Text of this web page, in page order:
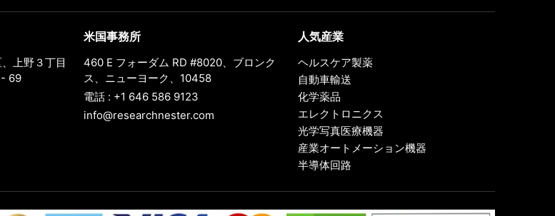
上野３丁目
- 69
米国事務所
460 E フォーダム RD #8020、ブロンク
ス、ニューヨーク、10458
電話 : +1 646 586 9123
info@researchnester.com
人気産業
ヘルスケア製薬
自動車輸送
化学薬品
エレクトロニクス
光学写真医療機器
産業オートメーション機器
半導体回路